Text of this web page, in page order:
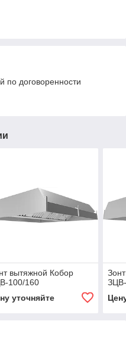
по договоренности
вытяжной Кобор
100/160
уточняйте